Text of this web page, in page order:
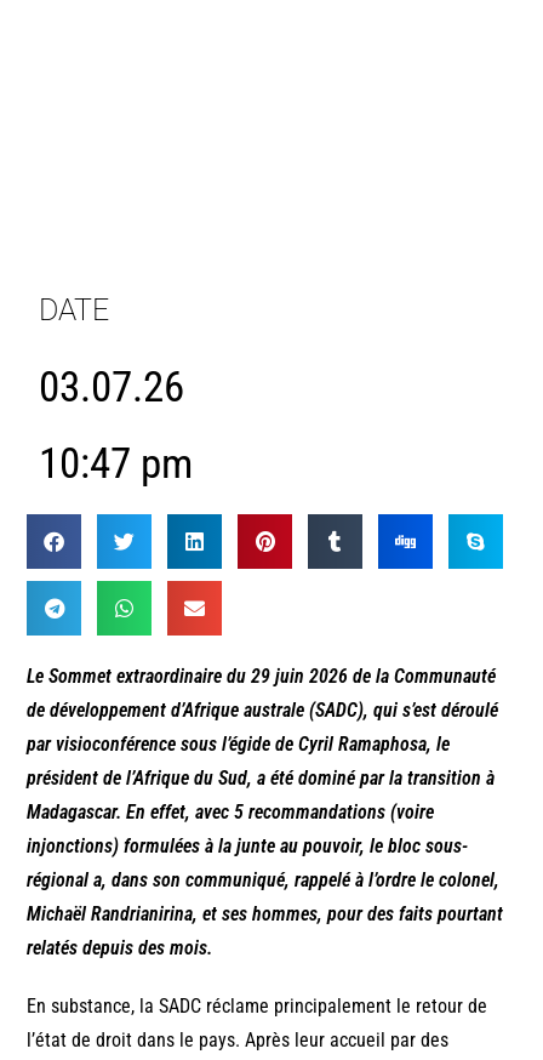
DATE
03.07.26
10:47 pm
Le Sommet extraordinaire du 29 juin 2026 de la Communauté
de développement d’Afrique australe (SADC), qui s’est déroulé
par visioconférence sous l’égide de Cyril Ramaphosa, le
président de l’Afrique du Sud, a été dominé par la transition à
Madagascar. En effet, avec 5 recommandations (voire
injonctions) formulées à la junte au pouvoir, le bloc sous-
régional a, dans son communiqué, rappelé à l’ordre le colonel,
Michaël Randrianirina, et ses hommes, pour des faits pourtant
relatés depuis des mois.
En substance, la SADC réclame principalement le retour de
l’état de droit dans le pays. Après leur accueil par des